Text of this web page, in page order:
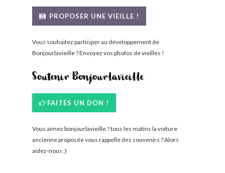
PROPOSER UNE VIEILLE !
Vous souhaitez participer au développement de
Bonjourlavieille ? Envoyez vos photos de vieilles !
Soutenir Bonjourlavieille
FAITES UN DON !
Vous aimez bonjourlavieille ? tous les matins la voiture
ancienne proposée vous rappelle des souvenirs ? Alors
aidez-nous ;)